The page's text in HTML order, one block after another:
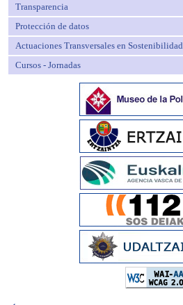
Transparencia
Protección de datos
Actuaciones Transversales en Sostenibilidad
Cursos - Jornadas